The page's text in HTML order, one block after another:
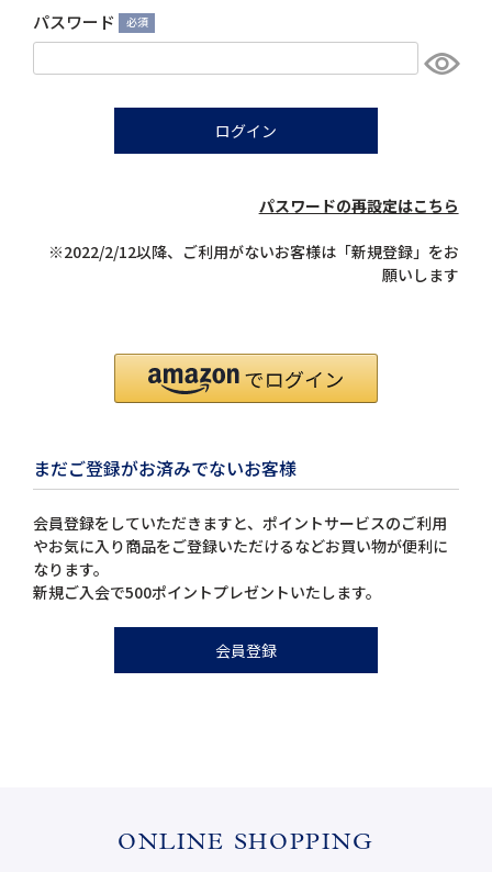
パスワード
(必
須)
ログイン
パスワードの再設定はこちら
※2022/2/12以降、ご利用がないお客様は「新規登録」をお
願いします
まだご登録がお済みでないお客様
会員登録をしていただきますと、ポイントサービスのご利用
やお気に入り商品をご登録いただけるなどお買い物が便利に
なります。
新規ご入会で500ポイントプレゼントいたします。
会員登録
ONLINE SHOPPING